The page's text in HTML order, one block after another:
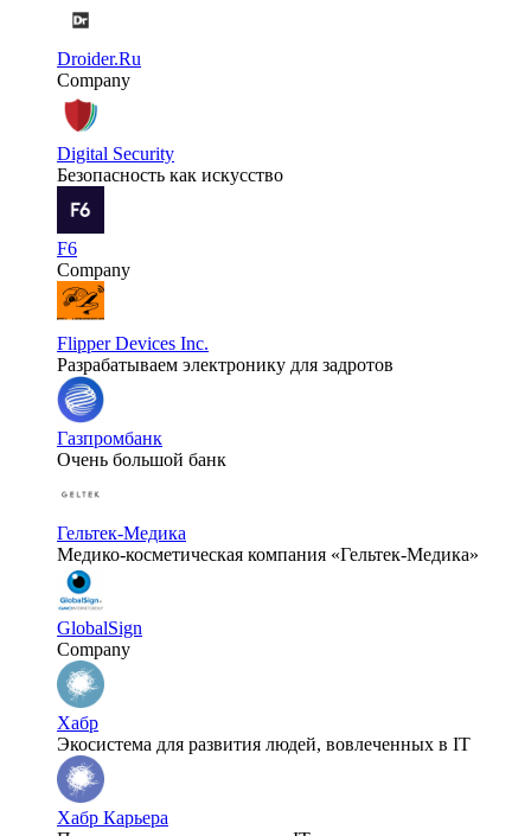
Droider.Ru
Company
Digital Security
Безопасность как искусство
F6
Company
Flipper Devices Inc.
Разрабатываем электронику для задротов
Газпромбанк
Очень большой банк
Гельтек-Медика
Медико-косметическая компания «Гельтек-Медика»
GlobalSign
Company
Хабр
Экосистема для развития людей, вовлеченных в IT
Хабр Карьера